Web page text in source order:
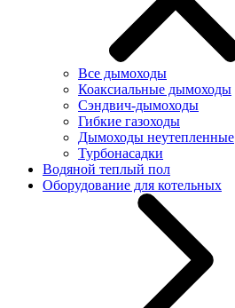
Все дымоходы
Коаксиальные дымоходы
Сэндвич-дымоходы
Гибкие газоходы
Дымоходы неутепленные
Турбонасадки
Водяной теплый пол
Оборудование для котельных